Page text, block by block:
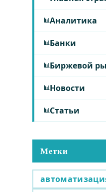
Аналитика
Банки
Биржевой
Новости
Статьи
Метки